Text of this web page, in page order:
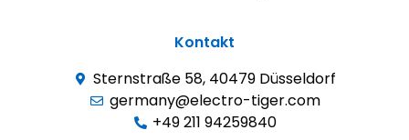
Kontakt
Sternstraße 58, 40479 Düsseldorf
germany@electro-tiger.com
+49 211 94259840